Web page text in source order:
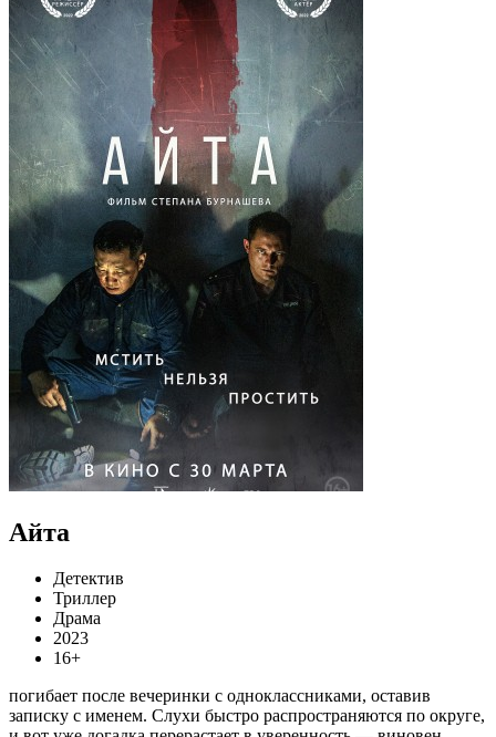
Айта
Детектив
Триллер
Драма
2023
16+
погибает после вечеринки с одноклассниками, оставив
записку с именем. Слухи быстро распространяются по округе,